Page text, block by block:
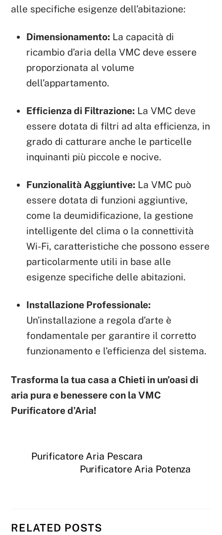
alle specifiche esigenze dell’abitazione:
Dimensionamento: La capacità di
ricambio d’aria della VMC deve essere
proporzionata al volume
dell’appartamento.
Efficienza di Filtrazione: La VMC deve
essere dotata di filtri ad alta efficienza, in
grado di catturare anche le particelle
inquinanti più piccole e nocive.
Funzionalità Aggiuntive: La VMC può
essere dotata di funzioni aggiuntive,
come la deumidificazione, la gestione
intelligente del clima o la connettività
Wi-Fi, caratteristiche che possono essere
particolarmente utili in base alle
esigenze specifiche delle abitazioni.
Installazione Professionale:
Un’installazione a regola d’arte è
fondamentale per garantire il corretto
funzionamento e l’efficienza del sistema.
Trasforma la tua casa a Chieti in un’oasi di
aria pura e benessere con la VMC
Purificatore d’Aria!
Purificatore Aria Pescara
Purificatore Aria Potenza
RELATED POSTS